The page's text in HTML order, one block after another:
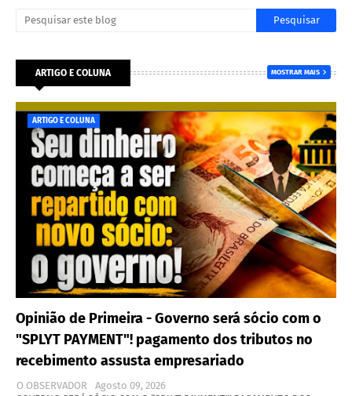
ARTIGO E COLUNA MOSTRAR MAIS
ARTIGO E COLUNA
Opinião de Primeira - Governo será sócio com o
"SPLYT PAYMENT"! pagamento dos tributos no
recebimento assusta empresariado
O OBSERVADOR
Agosto 09, 2026